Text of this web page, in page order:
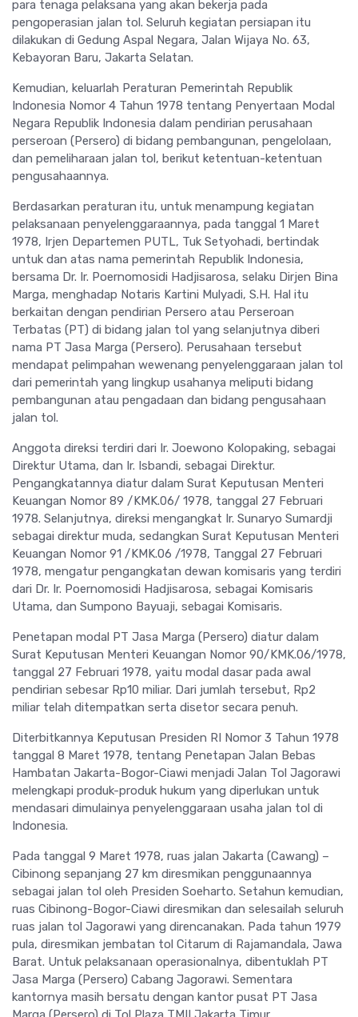
para tenaga pelaksana yang akan bekerja pada
pengoperasian jalan tol. Seluruh kegiatan persiapan itu
dilakukan di Gedung Aspal Negara, Jalan Wijaya No. 63,
Kebayoran Baru, Jakarta Selatan.
Kemudian, keluarlah Peraturan Pemerintah Republik
Indonesia Nomor 4 Tahun 1978 tentang Penyertaan Modal
Negara Republik Indonesia dalam pendirian perusahaan
perseroan (Persero) di bidang pembangunan, pengelolaan,
dan pemeliharaan jalan tol, berikut ketentuan-ketentuan
pengusahaannya.
Berdasarkan peraturan itu, untuk menampung kegiatan
pelaksanaan penyelenggaraannya, pada tanggal 1 Maret
1978, Irjen Departemen PUTL, Tuk Setyohadi, bertindak
untuk dan atas nama pemerintah Republik Indonesia,
bersama Dr. Ir. Poernomosidi Hadjisarosa, selaku Dirjen Bina
Marga, menghadap Notaris Kartini Mulyadi, S.H. Hal itu
berkaitan dengan pendirian Persero atau Perseroan
Terbatas (PT) di bidang jalan tol yang selanjutnya diberi
nama PT Jasa Marga (Persero). Perusahaan tersebut
mendapat pelimpahan wewenang penyelenggaraan jalan tol
dari pemerintah yang lingkup usahanya meliputi bidang
pembangunan atau pengadaan dan bidang pengusahaan
jalan tol.
Anggota direksi terdiri dari Ir. Joewono Kolopaking, sebagai
Direktur Utama, dan Ir. Isbandi, sebagai Direktur.
Pengangkatannya diatur dalam Surat Keputusan Menteri
Keuangan Nomor 89 /KMK.06/ 1978, tanggal 27 Februari
1978. Selanjutnya, direksi mengangkat Ir. Sunaryo Sumardji
sebagai direktur muda, sedangkan Surat Keputusan Menteri
Keuangan Nomor 91 /KMK.06 /1978, Tanggal 27 Februari
1978, mengatur pengangkatan dewan komisaris yang terdiri
dari Dr. Ir. Poernomosidi Hadjisarosa, sebagai Komisaris
Utama, dan Sumpono Bayuaji, sebagai Komisaris.
Penetapan modal PT Jasa Marga (Persero) diatur dalam
Surat Keputusan Menteri Keuangan Nomor 90/KMK.06/1978,
tanggal 27 Februari 1978, yaitu modal dasar pada awal
pendirian sebesar Rp10 miliar. Dari jumlah tersebut, Rp2
miliar telah ditempatkan serta disetor secara penuh.
Diterbitkannya Keputusan Presiden RI Nomor 3 Tahun 1978
tanggal 8 Maret 1978, tentang Penetapan Jalan Bebas
Hambatan Jakarta-Bogor-Ciawi menjadi Jalan Tol Jagorawi
melengkapi produk-produk hukum yang diperlukan untuk
mendasari dimulainya penyelenggaraan usaha jalan tol di
Indonesia.
Pada tanggal 9 Maret 1978, ruas jalan Jakarta (Cawang) –
Cibinong sepanjang 27 km diresmikan penggunaannya
sebagai jalan tol oleh Presiden Soeharto. Setahun kemudian,
ruas Cibinong-Bogor-Ciawi diresmikan dan selesailah seluruh
ruas jalan tol Jagorawi yang direncanakan. Pada tahun 1979
pula, diresmikan jembatan tol Citarum di Rajamandala, Jawa
Barat. Untuk pelaksanaan operasionalnya, dibentuklah PT
Jasa Marga (Persero) Cabang Jagorawi. Sementara
kantornya masih bersatu dengan kantor pusat PT Jasa